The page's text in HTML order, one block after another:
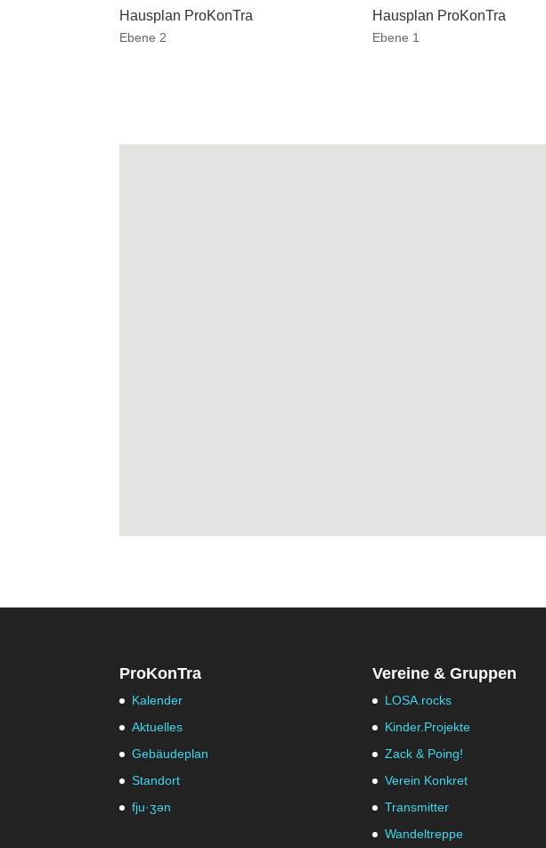
Hausplan ProKonTra
Ebene 2
Hausplan ProKonTra
Ebene 1
ProKonTra
Kalender
Aktuelles
Gebäudeplan
Standort
fju·ʒən
Vereine & Gruppen
LOSA.rocks
Kinder.Projekte
Zack & Poing!
Verein Konkret
Transmitter
Wandeltreppe